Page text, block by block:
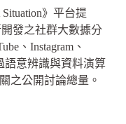
》平台提
發之社群大數據分
、Instagram、
語意辨識與資料演算
之公開討論總量。